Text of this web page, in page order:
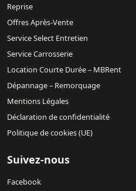
Reprise
Offres Après-Vente
Service Select Entretien
Service Carrosserie
Location Courte Durée – MBRent
Dépannage – Remorquage
Mentions Légales
Déclaration de confidentialité
Politique de cookies (UE)
Suivez-nous
Facebook